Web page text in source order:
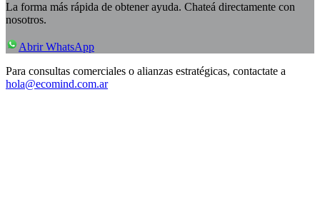
La forma más rápida de obtener ayuda. Chateá directamente con
nosotros.
Abrir WhatsApp
Para consultas comerciales o alianzas estratégicas, contactate a
hola@ecomind.com.ar